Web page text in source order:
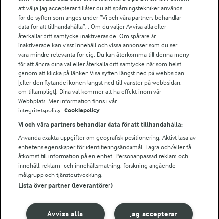
Arlas kundportal
Arla.com
Falbygdens Ost
Arla webbshop
Bildbank
Följ oss
© 2026 Arla Foods
att välja Jag accepterar tillåter du att spårningstekniker används
för de syften som anges under ”Vi och våra partners behandlar
data för att tillhandahålla”. . Om du väljer Avvisa alla eller
återkallar ditt samtycke inaktiveras de. Om spårare är
inaktiverade kan visst innehåll och vissa annonser som du ser
vara mindre relevanta för dig. Du kan återkomma till denna meny
för att ändra dina val eller återkalla ditt samtycke när som helst
genom att klicka på länken Visa syften längst ned på webbsidan
[eller den flytande ikonen längst ned till vänster på webbsidan,
om tillämpligt]. Dina val kommer att ha effekt inom vår
Webbplats. Mer information finns i vår
integritetspolicy. Cookiepolicy
Vi och våra partners behandlar data för att tillhandahålla:
Använda exakta uppgifter om geografisk positionering. Aktivt läsa av
enhetens egenskaper för identifieringsändamål. Lagra och/eller få
åtkomst till information på en enhet. Personanpassad reklam och
innehåll, reklam- och innehållsmätning, forskning angående
målgrupp och tjänsteutveckling.
Lista över partner (leverantörer)
Jag accepterar
Avvisa alla